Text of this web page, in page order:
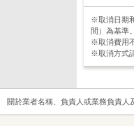
※取消日期
間）為基準。
※取消費用
※取消方式
關於業者名稱、負責人或業務負責人